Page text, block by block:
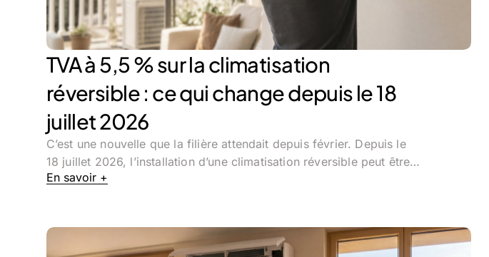
TVA à 5,5 % sur la climatisation
réversible : ce qui change depuis le 18
juillet 2026
C’est une nouvelle que la filière attendait depuis février. Depuis le
18 juillet 2026, l’installation d’une climatisation réversible peut être…
En savoir +